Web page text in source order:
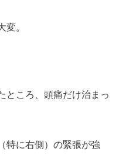
変。
ところ、頭痛だけ治まっ
特に右側）の緊張が強